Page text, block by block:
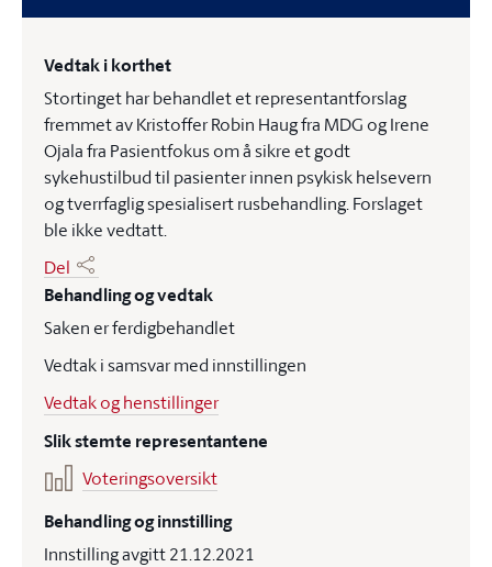
Vedtak i korthet
Stortinget har behandlet et representantforslag
fremmet av Kristoffer Robin Haug fra MDG og Irene
Ojala fra Pasientfokus om å sikre et godt
sykehustilbud til pasienter innen psykisk helsevern
og tverrfaglig spesialisert rusbehandling. Forslaget
ble ikke vedtatt.
Del
Behandling og vedtak
Saken er ferdigbehandlet
Vedtak i samsvar med innstillingen
Vedtak og henstillinger
Slik stemte representantene
Voteringsoversikt
Behandling og innstilling
Innstilling avgitt 21.12.2021